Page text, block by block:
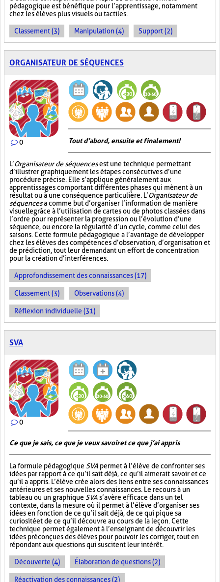
pédagogique est bénéfique pour l’apprentissage, notamment
chez les élèves plus visuels ou tactiles.
Classement (3) Manipulation (4) Support (2)
ORGANISATEUR DE SÉQUENCES
0 Tout d’abord, ensuite et finalement!
L’Organisateur de séquencesest une technique permettant
d’illustrer graphiquement les étapes consécutives d’une
procédure précise. Elle s’applique généralement aux
apprentissages comportant différentes phases qui mènent à un
résultat ou à une conséquence particulière. L’Organisateur de
séquencesa comme but d’organiser l’information de manière
visuellegrâce à l’utilisation de cartes ou de photos classées dans
l’ordre pour représenter la progression ou l’évolution d’une
séquence, ou encore la régularité d’un cycle, comme celui des
saisons. Cette formule pédagogique a l’avantage de développer
chez les élèves des compétences d’observation, d’organisation et
de prédiction, tout leur demandant un effort de concentration
pour la création d’interférences.
Approfondissement des connaissances (17)
Classement (3) Observations (4)
Réflexion individuelle (31)
SVA
0
Ce que je sais, ce que je veux savoir et ce que j’ai appris
La formule pédagogique SVA permet à l’élève de confronter ses
idées par rapport à ce qu’il sait déjà, ce qu’il aimerait savoir et ce
qu’il a appris. L’élève crée alors des liens entre ses connaissances
antérieures et ses nouvelles connaissances. Le recours à un
tableau ou un graphique SVA s’avère efficace dans un tel
contexte, dans la mesure où il permet à l’élève d’organiser ses
idées en fonction de ce qu’il sait déjà, de ce qui pique sa
curiosité et de ce qu’il découvre au cours de la leçon. Cette
technique permet également à l’enseignant de découvrir les
idées préconçues des élèves pour pouvoir les corriger, tout en
répondant aux questions qui suscitent leur intérêt.
Découverte (4) Élaboration de questions (2)
Réactivation des connaissances (2)